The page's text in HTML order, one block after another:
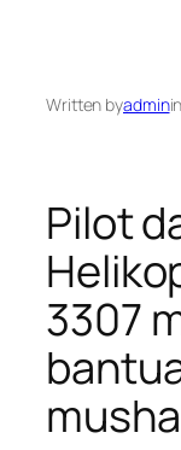
Written byadminin
Pilot
3307